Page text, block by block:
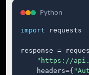
Python
import requests
response =
"https://
    headers={